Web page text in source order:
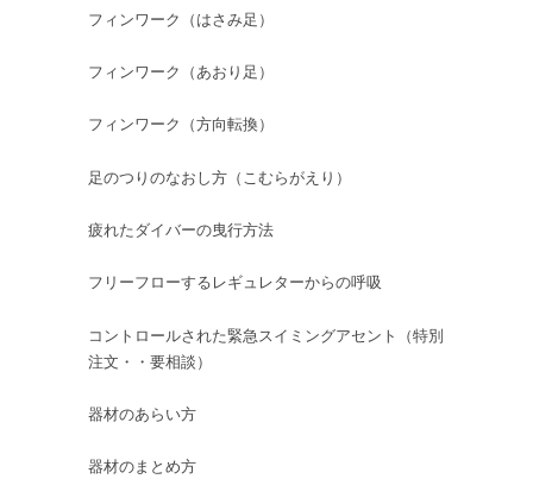
フィンワーク（はさみ足）
フィンワーク（あおり足）
フィンワーク（方向転換）
足のつりのなおし方（こむらがえり）
疲れたダイバーの曳行方法
フリーフローするレギュレターからの呼吸
コントロールされた緊急スイミングアセント（特別
注文・・要相談）
器材のあらい方
器材のまとめ方